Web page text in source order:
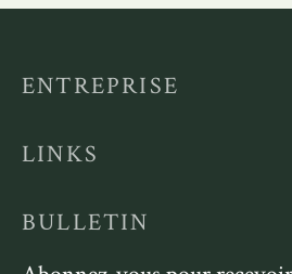
ENTREPRISE
LINKS
BULLETIN